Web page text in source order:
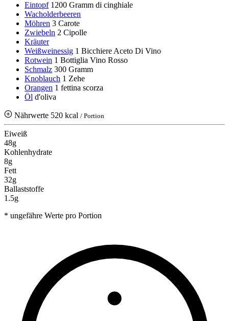
Eintopf 1200 Gramm di cinghiale
Wacholderbeeren
Möhren 3 Carote
Zwiebeln 2 Cipolle
Kräuter
Weißweinessig 1 Bicchiere Aceto Di Vino
Rotwein 1 Bottiglia Vino Rosso
Schmalz 300 Gramm
Knoblauch 1 Zehe
Orangen 1 fettina scorza
Öl d'oliva
Nährwerte 520 kcal / Portion
Eiweiß
48g
Kohlenhydrate
8g
Fett
32g
Ballaststoffe
1.5g
* ungefähre Werte pro Portion